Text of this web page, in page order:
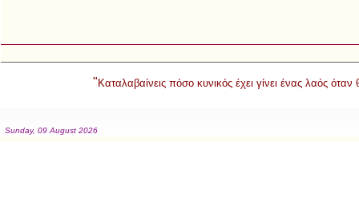
" Καταλαβαίνεις πόσο κυνικός έχει γίνει ένας λαός
Sunday, 09 August 2026